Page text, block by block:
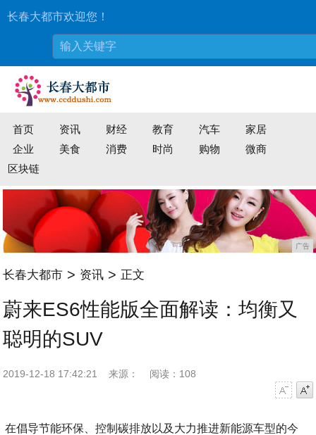
长春大都市欢迎您！
首页 资讯 财经 教育 汽车
家居
企业
美食 消费 时尚 购物
微商
区块链
广告
长春大都市 > 资讯 > 正文
蔚来ES6性能版全面解读：均衡又
聪明的SUV
2019-12-18 17:42:21 来源：
阅读：108
在倡导节能环保、控制碳排放以及大力推进新能源车型的今